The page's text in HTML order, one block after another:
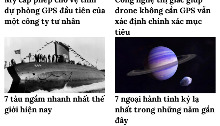
dự phòng GPS đầu tiên của
một công ty tư nhân
drone không cần GPS vẫn
xác định chính xác mục
tiêu
7 tàu ngầm nhanh nhất thế
giới hiện nay
7 ngoại hành tinh kỳ lạ
nhất trong những năm gần
đây